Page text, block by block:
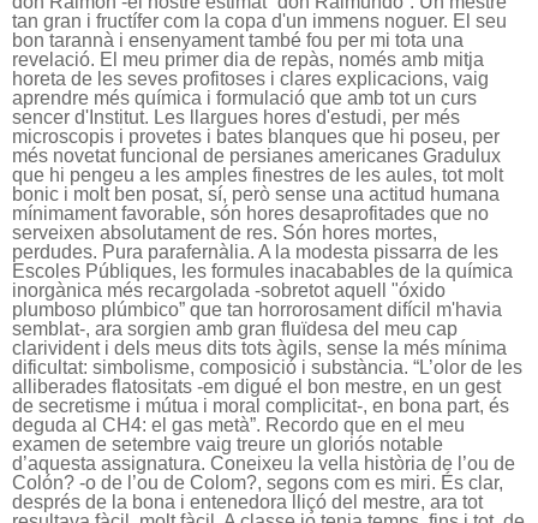
tan gran i fructífer com la copa d'un immens noguer. El seu
bon tarannà i ensenyament també fou per mi tota una
revelació. El meu primer dia de repàs, només amb mitja
horeta de les seves profitoses i clares explicacions, vaig
aprendre més química i formulació que amb tot un curs
sencer d'Institut. Les llargues hores d'estudi, per més
microscopis i provetes i bates blanques que hi poseu, per
més novetat funcional de persianes americanes Gradulux
que hi pengeu a les amples finestres de les aules, tot molt
bonic i molt ben posat, sí, però sense una actitud humana
mínimament favorable, són hores desaprofitades que no
serveixen absolutament de res. Són hores mortes,
perdudes. Pura parafernàlia. A la modesta pissarra de les
Escoles Públiques, les formules inacabables de la química
inorgànica més recargolada -sobretot aquell "óxido
plumboso plúmbico” que tan horrorosament difícil m'havia
semblat-, ara sorgien amb gran fluïdesa del meu cap
clarivident i dels meus dits tots àgils, sense la més mínima
dificultat: simbolisme, composició i substància. “L’olor de les
alliberades flatositats -em digué el bon mestre, en un gest
de secretisme i mútua i moral complicitat-, en bona part, és
deguda al CH4: el gas metà”. Recordo que en el meu
examen de setembre vaig treure un gloriós notable
d’aquesta assignatura. Coneixeu la vella història de l’ou de
Colón? -o de l’ou de Colom?, segons com es miri. És clar,
després de la bona i entenedora lliçó del mestre, ara tot